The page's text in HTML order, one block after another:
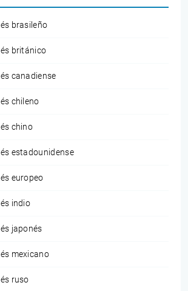
brasileño
británico
canadiense
chileno
chino
estadounidense
europeo
indio
japonés
mexicano
ruso